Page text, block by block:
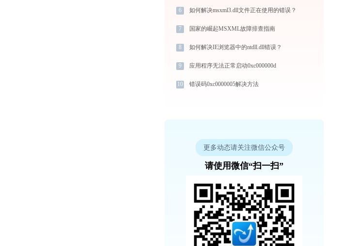
6 如何解决msxml3.dll文件正在使用的错误？
7 国家的崛起MSXML故障排查指南
8 如何解决IE浏览器中的ntdll.dll错误？
9 应用程序无法正常启动0xc000000d
10 错误码0xc0000005解决方法
更多动态请关注微信公众号
请使用微信“扫一扫”